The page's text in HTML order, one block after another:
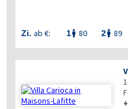
Zi. ab €: 1 80 2 89